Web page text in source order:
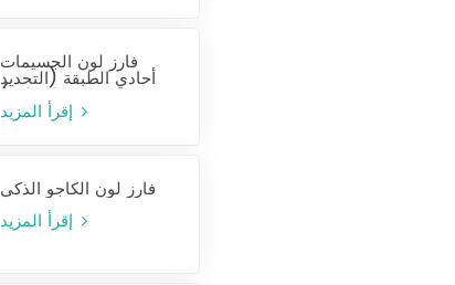
فارز لون الجسيمات
أحادي الطبقة (التحديد
الرطب)
إقرأ المزيد
فارز لون الكاجو الذكي
إقرأ المزيد